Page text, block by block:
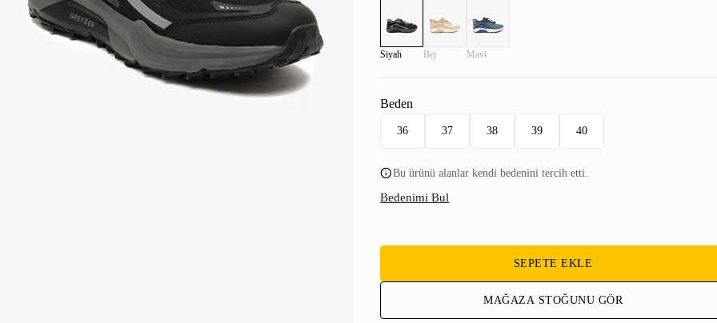
Siyah Bej Mavi
Beden
36 37 38 39 40
Bu ürünü alanlar kendi bedenini tercih etti.
Bedenimi Bul
SEPETE EKLE
MAĞAZA STOĞUNU GÖR